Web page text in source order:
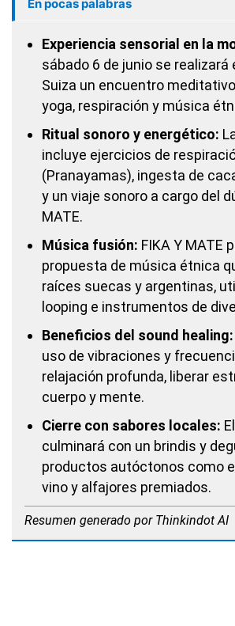
En pocas palabras
Experiencia sensorial en la
sábado 6 de junio se realizará
Suiza un encuentro
yoga, respiración y música
Ritual sonoro y energético:
incluye ejercicios de
(Pranayamas), ingesta de
y un viaje sonoro a cargo del
MATE.
Música fusión: FIKA Y MATE
propuesta de música étnica
raíces suecas y argentinas,
looping e instrumentos de
Beneficios del sound healing:
uso de vibraciones y
relajación profunda, liberar
cuerpo y mente.
Cierre con sabores locales:
culminará con un brindis y
productos autóctonos como
vino y alfajores premiados.
Resumen generado por Thinkindot AI